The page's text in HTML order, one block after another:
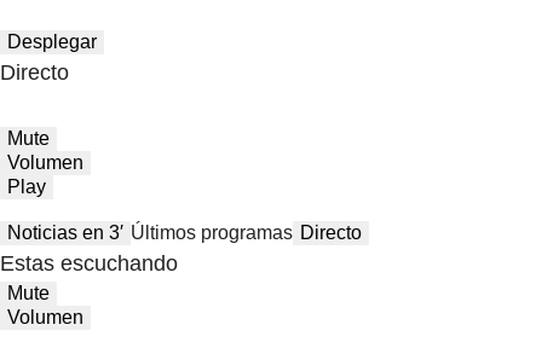
Desplegar
Directo
Mute
Volumen
Play
Noticias en 3′ Últimos programas Directo
Estas escuchando
Mute
Volumen